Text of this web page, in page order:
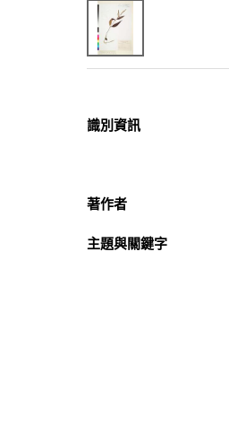
識別資訊
著作者
主題與關鍵字